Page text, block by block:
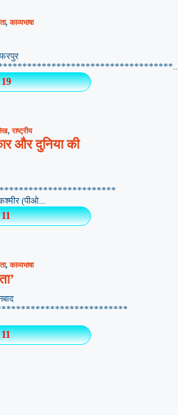
,काव्यभाषा
,राष्ट्रीय
और दुनिया की
(पीओ...
,काव्यभाषा